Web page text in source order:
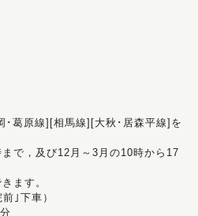
･葛原線][相馬線][大秋･居森平線]を
で，及び12月～3月の10時から17
ます。
｣下車）